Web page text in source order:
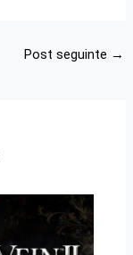
Post seguinte →